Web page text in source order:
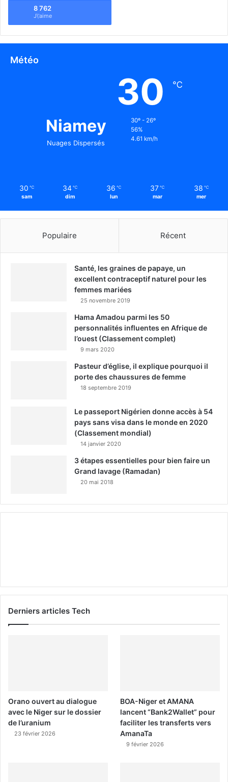
8 762
J\'aime
Météo
Niamey
Nuages Dispersés
30 ℃
30º - 26º
56%
4.61 km/h
30 ℃
sam
34 ℃
dim
36 ℃
lun
37 ℃
mar
38 ℃
mer
Populaire Récent
Santé, les graines de papaye, un
excellent contraceptif naturel pour les
femmes mariées
25 novembre 2019
Hama Amadou parmi les 50
personnalités influentes en Afrique de
l’ouest (Classement complet)
9 mars 2020
Pasteur d’église, il explique pourquoi il
porte des chaussures de femme
18 septembre 2019
Le passeport Nigérien donne accès à 54
pays sans visa dans le monde en 2020
(Classement mondial)
14 janvier 2020
3 étapes essentielles pour bien faire un
Grand lavage (Ramadan)
20 mai 2018
Derniers articles Tech
Orano ouvert au dialogue
avec le Niger sur le dossier
de l’uranium
23 février 2026
BOA-Niger et AMANA
lancent “Bank2Wallet” pour
faciliter les transferts vers
AmanaTa
9 février 2026